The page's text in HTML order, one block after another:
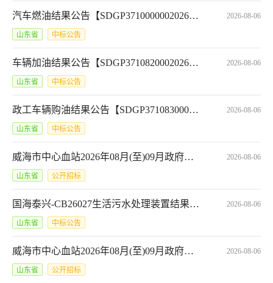
汽车燃油结果公告【SDGP371000000202601001366_A】 2026-08-06
山东省 中标公告
车辆加油结果公告【SDGP371082000202601000680_A】 2026-08-06
山东省 中标公告
政工车辆购油结果公告【SDGP371083000202601001464_A】 2026-08-06
山东省 中标公告
威海市中心血站2026年08月(至)09月政府采购意向*一次性去白滤白血袋 2026-08-06
山东省 公开招标
国海泰兴-CB26027生活污水处理装置结果公告 2026-08-06
山东省 中标公告
威海市中心血站2026年08月(至)09月政府采购意向*威海市中心血站国产核酸试剂 2026-08-06
山东省 公开招标